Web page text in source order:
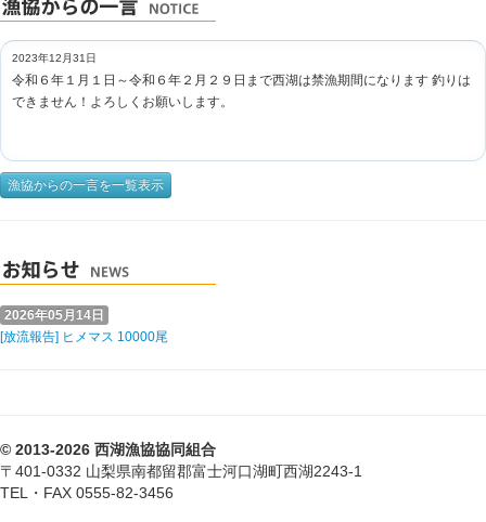
2023年12月31日
令和６年１月１日～令和６年２月２９日まで西湖は禁漁期間になります 釣りは
できません！よろしくお願いします。
漁協からの一言を一覧表示
2026年05月14日
[放流報告] ヒメマス 10000尾
© 2013-2026 西湖漁協協同組合
〒401-0332 山梨県南都留郡富士河口湖町西湖2243-1
TEL・FAX 0555-82-3456